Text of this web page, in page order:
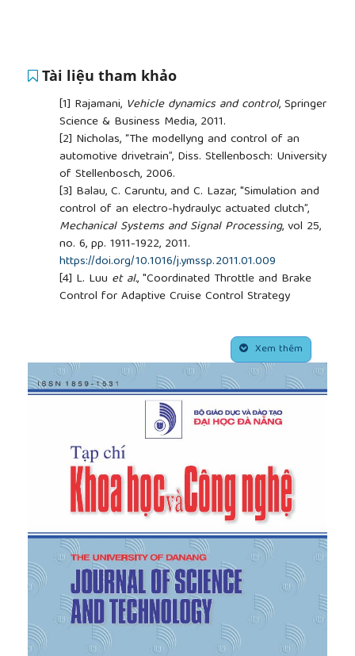
Tài liệu tham khảo
[1] Rajamani, Vehicle dynamics and control, Springer
Science & Business Media, 2011.
[2] Nicholas, “The modellyng and control of an
automotive drivetrain”, Diss. Stellenbosch: University
of Stellenbosch, 2006.
[3] Balau, C. Caruntu, and C. Lazar, "Simulation and
control of an electro-hydraulyc actuated clutch”,
Mechanical Systems and Signal Processing, vol 25,
no. 6, pp. 1911-1922, 2011.
https://doi.org/10.1016/j.ymssp.2011.01.009
[4] L. Luu et al., "Coordinated Throttle and Brake
Control for Adaptive Cruise Control Strategy
Control Systems and Computer Science (CSCS),
Bucharest, Romania, 2021, pp. 9-14.
[5]L. Luu and C. Lupu, "Dynamics model and design
for adaptive cruise control vehicles",In 2019 22nd
International Conference on Control Systems and
Computer Science (CSCS) , Bucharest, Romania,
[6]N. Tran, J. Lauber, and M. Dambrine, "H∞ launch
control of a dry dual clutch transmission based on
uncertain TS models”, in 2013 IEEE International
Conference on Fuzzy Systems , Hyderabad, India,
[7]N. Tran, “Amélyoration de l'agrément de
conduite via le pilotage du groupe
motopropulseur” , Ph.D. dissertation, Valenciennes
Univ., France, 2013.
[8]N. Tran, D. L. Luu, and V. B. Nguyen, "Sliding
Mode Control of a Continuously Variable
Transmission During Shifting”,
in Proceedings of
Xem thêm